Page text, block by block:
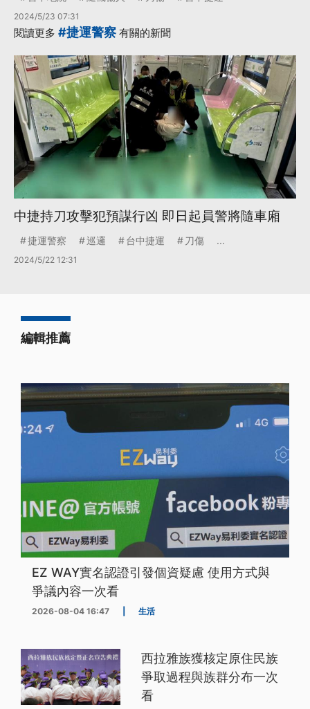
2024/5/23 07:31
閱讀更多 #捷運警察 有關的新聞
中捷持刀攻擊犯預謀行凶 即日起員警將隨車廂
捷運警察 巡邏 台中捷運 刀傷 ...
2024/5/22 12:31
編輯推薦
EZ WAY實名認證引發個資疑慮 使用方式與
爭議內容一次看
2026-08-04 16:47 生活
西拉雅族獲核定原住民族
爭取過程與族群分布一次
看